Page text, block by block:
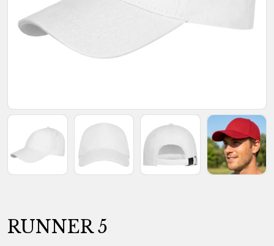
RUNNER 5